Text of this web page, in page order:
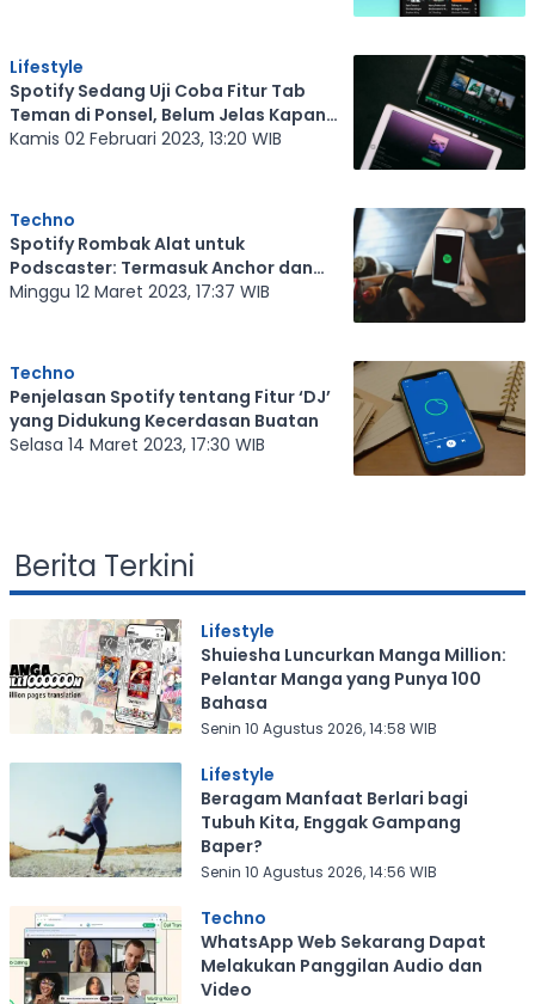
Lifestyle
Spotify Sedang Uji Coba Fitur Tab
Teman di Ponsel, Belum Jelas Kapan
Akan Rilis
Kamis 02 Februari 2023, 13:20 WIB
Techno
Spotify Rombak Alat untuk
Podscaster: Termasuk Anchor dan
Gandeng Patreon
Minggu 12 Maret 2023, 17:37 WIB
Techno
Penjelasan Spotify tentang Fitur ‘DJ’
yang Didukung Kecerdasan Buatan
Selasa 14 Maret 2023, 17:30 WIB
Berita Terkini
Lifestyle
Shuiesha Luncurkan Manga Million:
Pelantar Manga yang Punya 100
Bahasa
Senin 10 Agustus 2026, 14:58 WIB
Lifestyle
Beragam Manfaat Berlari bagi
Tubuh Kita, Enggak Gampang
Baper?
Senin 10 Agustus 2026, 14:56 WIB
Techno
WhatsApp Web Sekarang Dapat
Melakukan Panggilan Audio dan
Video